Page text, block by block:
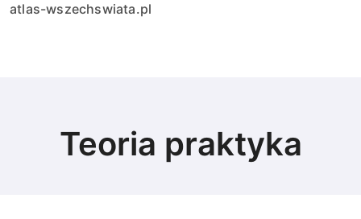
atlas-wszechswiata.pl
Teoria praktyka